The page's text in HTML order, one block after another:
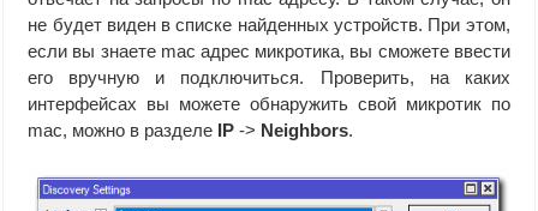
не будет виден в списке найденных устройств. При этом,
если вы знаете mac адрес микротика, вы сможете ввести
его вручную и подключиться. Проверить, на каких
интерфейсах вы можете обнаружить свой микротик по
mac, можно в разделе IP -> Neighbors.